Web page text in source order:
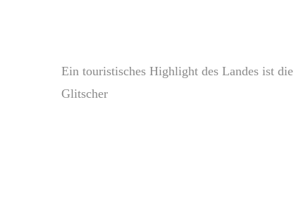
Ein touristisches Highlight des Landes ist die
Glitscher